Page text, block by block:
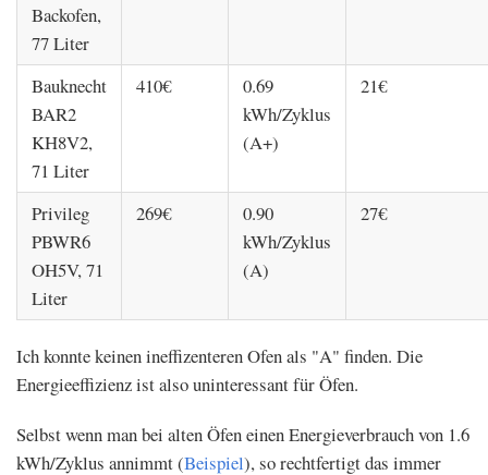
Backofen,
77 Liter
Bauknecht
BAR2
KH8V2,
71 Liter
410€
0.69
kWh/Zyklus
(A+)
21€
Privileg
PBWR6
OH5V, 71
Liter
269€
0.90
kWh/Zyklus
(A)
27€
Ich konnte keinen ineffizenteren Ofen als "A" finden. Die
Energieeffizienz ist also uninteressant für Öfen.
Selbst wenn man bei alten Öfen einen Energieverbrauch von 1.6
kWh/Zyklus annimmt (Beispiel), so rechtfertigt das immer